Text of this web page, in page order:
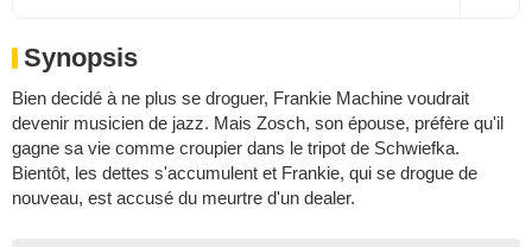
Synopsis
Bien decidé à ne plus se droguer, Frankie Machine voudrait
devenir musicien de jazz. Mais Zosch, son épouse, préfère qu'il
gagne sa vie comme croupier dans le tripot de Schwiefka.
Bientôt, les dettes s'accumulent et Frankie, qui se drogue de
nouveau, est accusé du meurtre d'un dealer.